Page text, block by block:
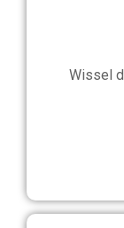
Wissel